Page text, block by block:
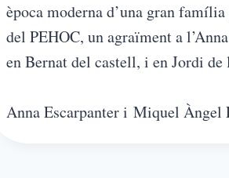
època moderna d’una gran
del PEHOC, un agraïment a
en Bernat del castell, i en Jordi
Anna Escarpanter i Miquel Àngel